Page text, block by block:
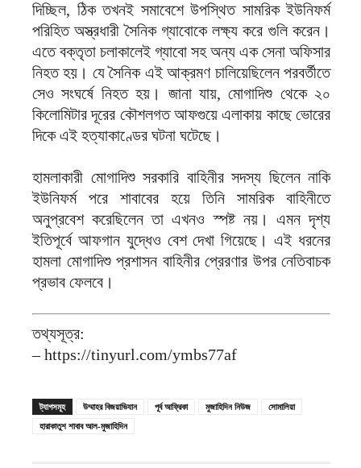
দিচ্ছিল, ঠিক তখনই সমাবেশে উপস্থিত সামরিক ইউনিফর্ম
পরিহিত অস্ত্রধারী সৈনিক গ্যাবোকে লক্ষ্য করে গুলি করেন।
এতে বক্তৃতা চলাকালেই গ্যাবো সহ অন্য এক সেনা অফিসার
নিহত হয়। যে সৈনিক এই আক্রমণ চালিয়েছিলেন পরবর্তীতে
সেও সংঘর্ষে নিহত হয়। জানা যায়, মোগাদিশু থেকে ২০
কিলোমিটার দূরের কৌশলগত আফগুয়ে এলাকায় কাছে ভোরের
দিকে এই হত্যাকাণ্ডের ঘটনা ঘটেছে।
হামলাকারী মোগাদিশু সরকারি বাহিনীর সদস্য ছিলেন নাকি
ইউনিফর্ম পরে শাবাবের হয়ে তিনি সামরিক বাহিনীতে
অনুপ্রবেশ করেছিলেন তা এখনও স্পষ্ট নয়। এমন দৃশ্য
ইতিপূর্বে আফগান যুদ্ধেও বেশ দেখা গিয়েছে। এই ধরনের
হামলা মোগাদিশু প্রশাসন বাহিনীর প্রেরণার উপর নেতিবাচক
প্রভাব ফেলবে।
তথ্যসূত্র:
– https://tinyurl.com/ymbs77af
ট্যাগসমূহ উম্মাহর বিজয়াভিযান পূর্ব আফ্রিকা মুজাহিদিন নিউজ
সোমালিয়া
হারাকাতুশ শাবাব আল-মুজাহিদিন